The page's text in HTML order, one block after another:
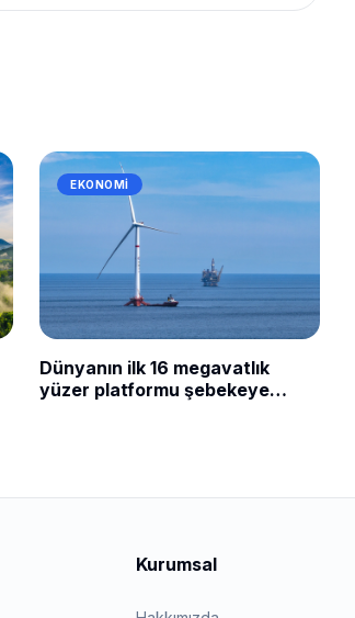
EKONOMI
Dünyanın ilk 16 megavatlık
yüzer platformu şebekeye
Kurumsal